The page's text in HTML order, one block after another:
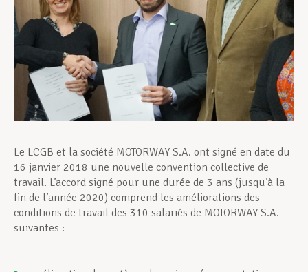
Devenir Membre
Actualités
Le LCGB et la société MOTORWAY S.A. ont signé en date du
16 janvier 2018 une nouvelle convention collective de
travail. L’accord signé pour une durée de 3 ans (jusqu’à la
fin de l’année 2020) comprend les améliorations des
conditions de travail des 310 salariés de MOTORWAY S.A.
suivantes :